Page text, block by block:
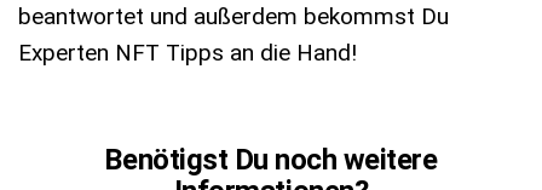
beantwortet und außerdem bekommst Du
Experten NFT Tipps an die Hand!
Benötigst Du noch weitere